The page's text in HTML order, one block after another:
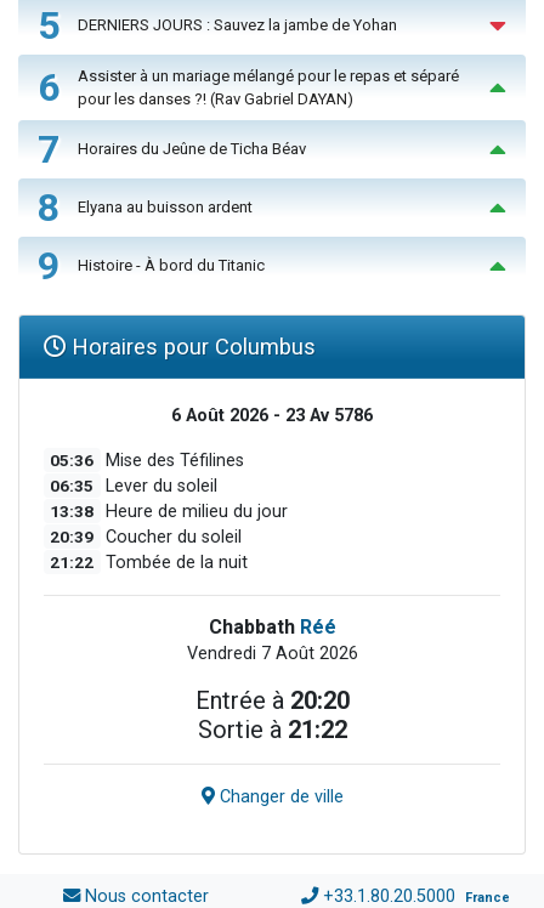
5 DERNIERS JOURS : Sauvez la jambe de Yohan
6
Assister à un mariage mélangé pour le repas et séparé
pour les danses ?! (Rav Gabriel DAYAN)
7 Horaires du Jeûne de Ticha Béav
8 Elyana au buisson ardent
9 Histoire - À bord du Titanic
Horaires pour Columbus
6 Août 2026 - 23 Av 5786
05:36 Mise des Téfilines
06:35 Lever du soleil
13:38 Heure de milieu du jour
20:39 Coucher du soleil
21:22 Tombée de la nuit
Chabbath Réé
Vendredi 7 Août 2026
Entrée à 20:20
Sortie à 21:22
Changer de ville
Nous contacter +33.1.80.20.5000 France